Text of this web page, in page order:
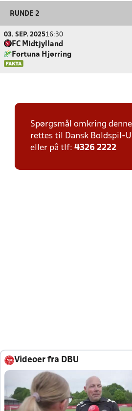
RUNDE 2
03. SEP. 202516:30
FC Midtjylland
Fortuna Hjørring
Spørgsmål omkring
rettes til Dansk Boldspil-
eller på tlf: 4326 2222
Videoer fra DBU